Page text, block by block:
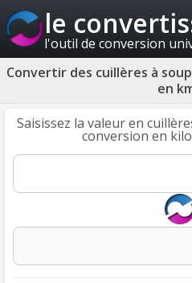
le
l'outil de conversion
Convertir des cuillères à
en
Saisissez la valeur en
conversion en